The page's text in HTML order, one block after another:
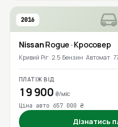
2016
NissanRogue · Кросовер
Кривий Ріг 2.5 Бензин Автомат
ПЛАТІЖ ВІД
19 900 ₴/міс
Ціна авто 657 000 ₴
Дізнатись